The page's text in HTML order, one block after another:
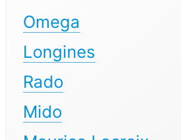
Omega
Longines
Rado
Mido